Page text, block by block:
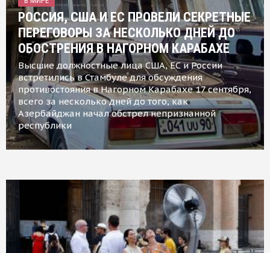
РОССИЯ, США И ЕС ПРОВЕЛИ СЕКРЕТНЫЕ
ПЕРЕГОВОРЫ ЗА НЕСКОЛЬКО ДНЕЙ ДО
ОБОСТРЕНИЯ В НАГОРНОМ КАРАБАХЕ
Высшие должностные лица США, ЕС и России
встретились в Стамбуле для обсуждения
противостояния в Нагорном Карабахе 17 сентября,
всего за несколько дней до того, как
Азербайджан начал обстрел непризнанной
республики